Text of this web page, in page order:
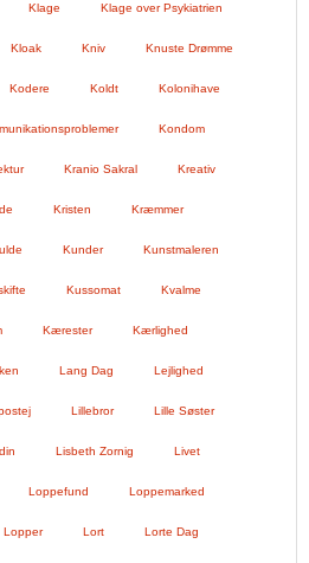
Klage Klage over Psykiatrien
Kloak Kniv Knuste Drømme
Kodere Koldt Kolonihave
Kondom
Kranio Sakral Kreativ
Kristen Kræmmer
Kunder Kunstmaleren
Kussomat Kvalme
Kærester Kærlighed
Lang Dag Lejlighed
Lillebror Lille Søster
Lisbeth Zornig Livet
Loppefund Loppemarked
Lopper Lort Lorte Dag